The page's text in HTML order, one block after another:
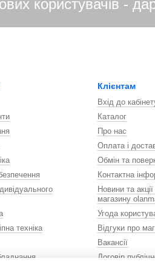
техніка
Клієнтам
Вхід до
Каталог
Про нас
Оплата і
Обмін та
Контактна
Новини та акції
магазину
Угода
Відгуки про
Вакансії
Договір